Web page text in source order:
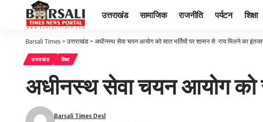
उत्तराखंड सामाजिक राजनीति पर्यटन शिक्षा
Barsali Times >उत्तराखंड > अधीनस्थ सेवा चयन आयोग को सात भर्तियों पर शासन से राय मिलने का
उत्तराखंड शिक्षा
अधीनस्थ सेवा चयन आयोग को
Barsali Times Desl